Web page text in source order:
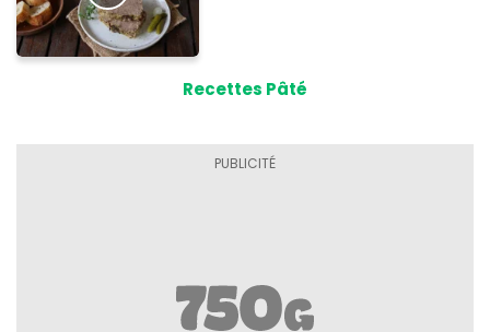
Recettes Pâté